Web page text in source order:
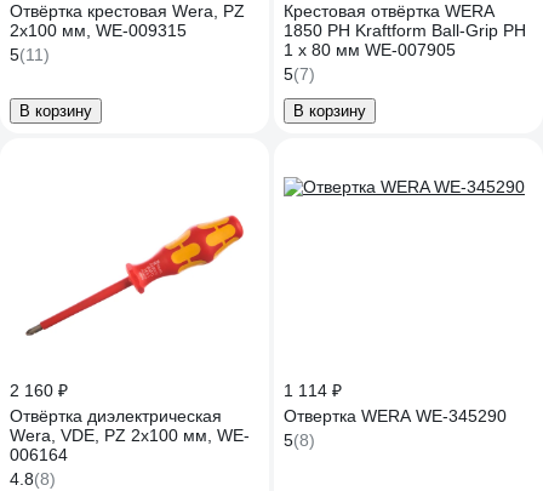
Отвёртка крестовая Wera, PZ
2x100 мм, WE-009315
5(11)
В корзину
Крестовая отвёртка WERA
1850 PH Kraftform Ball-Grip PH
1 x 80 мм WE-007905
5(7)
В корзину
2 160 ₽
Отвёртка диэлектрическая
Wera, VDE, PZ 2х100 мм, WE-
006164
4.8(8)
1 114 ₽
Отвертка WERA WE-345290
5(8)